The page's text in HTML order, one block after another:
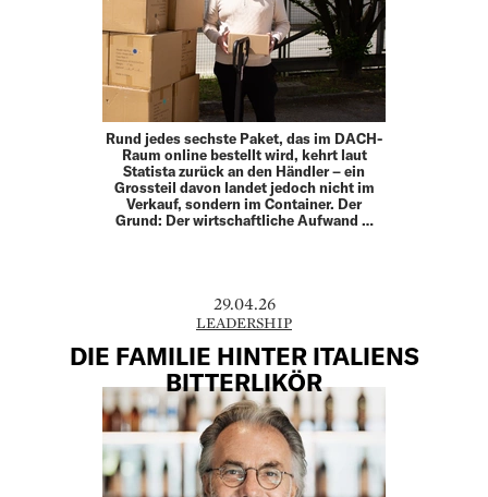
Rund jedes sechste Paket, das im DACH-
Raum online bestellt wird, kehrt laut
Statista zurück an den Händler – ein
Grossteil davon landet jedoch nicht im
Verkauf, sondern im Container. Der
Grund: Der wirtschaftliche Aufwand …
29.04.26
LEADERSHIP
DIE FAMILIE HINTER ITALIENS
BITTERLIKÖR